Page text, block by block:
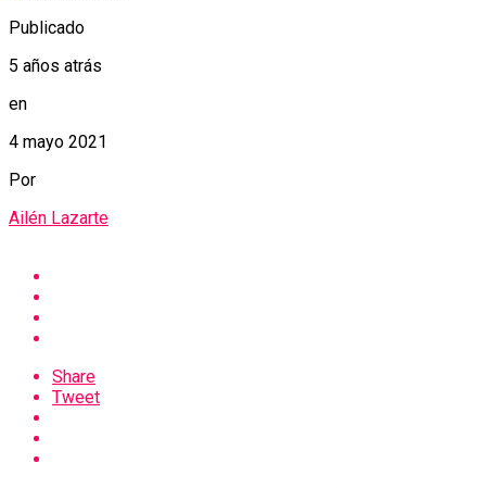
Publicado
5 años atrás
en
4 mayo 2021
Por
Ailén Lazarte
Share
Tweet